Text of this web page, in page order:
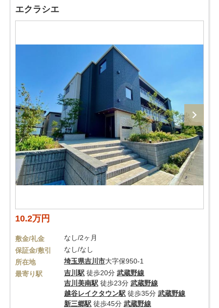
エクラシエ
10.2万円
敷金/礼金
なし/2ヶ月
保証金/敷引
なし/なし
所在地
埼玉県吉川市大字保950-1
最寄り駅
吉川駅 徒歩20分 武蔵野線
吉川美南駅 徒歩23分 武蔵野線
越谷レイクタウン駅 徒歩35分 武蔵野線
新三郷駅 徒歩45分 武蔵野線